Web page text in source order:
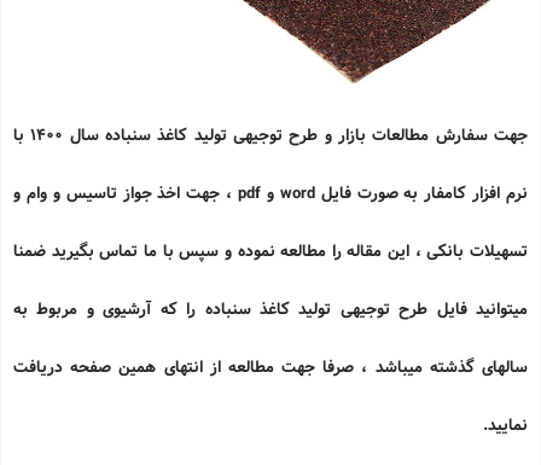
جهت سفارش مطالعات بازار و طرح توجیهی تولید کاغذ سنباده سال 1400 با
نرم افزار کامفار به صورت فایلword و pdf ، جهت اخذ جواز تاسیس و وام و
تسهیلات بانکی ، این مقاله را مطالعه نموده و سپس با ما تماس بگیرید ضمنا
میتوانید فایل طرح توجیهی تولید کاغذ سنباده را که آرشیوی و مربوط به
سالهای گذشته میباشد ، صرفا جهت مطالعه از انتهای همین صفحه دریافت
نمایید.